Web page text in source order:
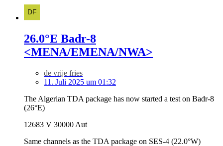
26.0°E Badr-8
<MENA/EMENA/NWA>
de vrije fries
11. Juli 2025 um 01:32
The Algerian TDA package has now started a test on Badr-8
(26°E)
12683 V 30000 Aut
Same channels as the TDA package on SES-4 (22.0°W)